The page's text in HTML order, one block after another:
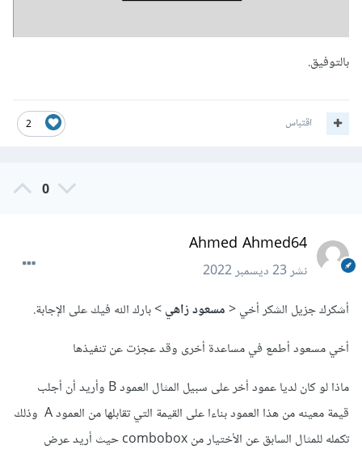
بالتوفيق.
2 اقتباس
0
Ahmed Ahmed64
نشر23 ديسمبر 2022
أشكرك جزيل الشكر أخي <مسعود زاهي> بارك الله فيك على الإجابة.
أخي مسعود أطمع في مساعدة أخرى وقد عجزت عن تنفيذها
ماذا لو كان لديا عمود أخر على سبيل المثال العمود B وأريد أن أجلب
قيمة معينه من هذا العمود بناءا على القيمة التي تقابلها من العمود A وذلك
تكمله للمثال السابق عن الأختيار من combobox حيث أريد عرض